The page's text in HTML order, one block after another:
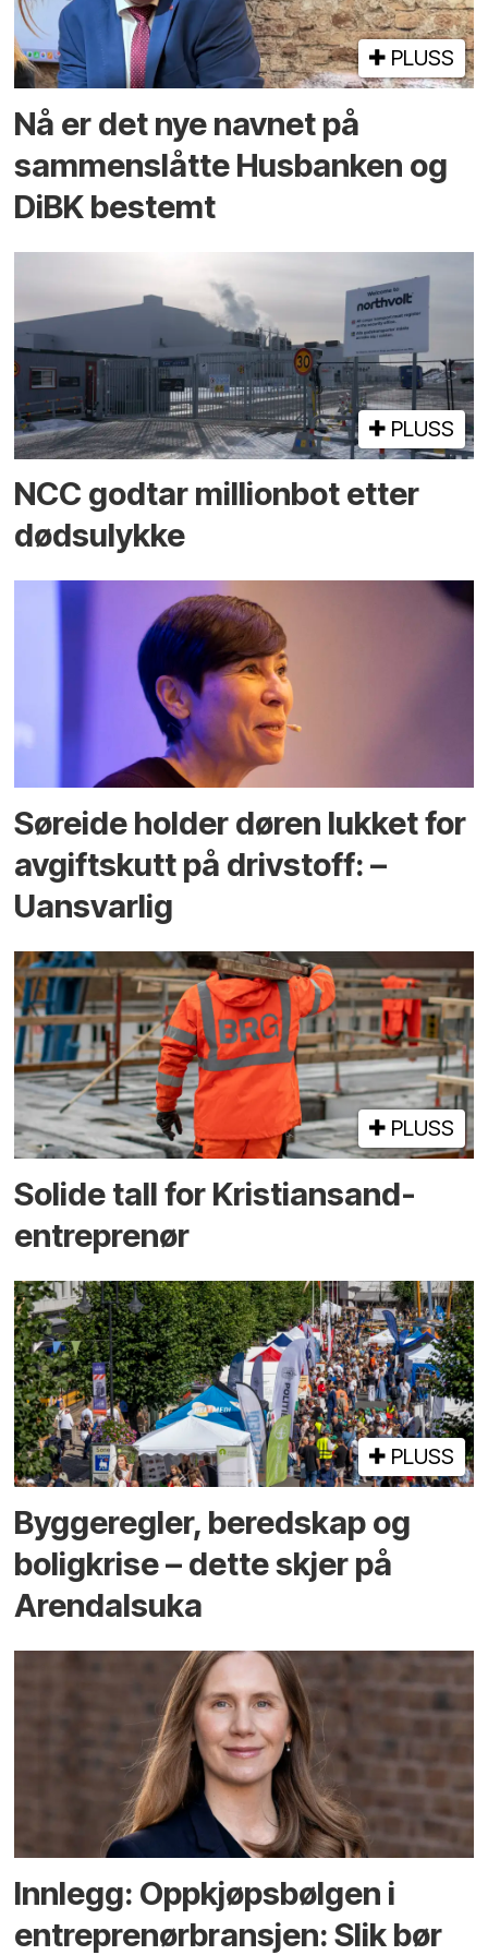
PLUSS
Nå er det nye navnet på
sammenslåtte Husbanken og
DiBK bestemt
PLUSS
NCC godtar millionbot etter
dødsulykke
Søreide holder døren lukket for
avgiftskutt på drivstoff: –
Uansvarlig
PLUSS
Solide tall for Kristiansand-
entreprenør
PLUSS
Bygge­regler, beredskap og
bolig­krise – dette skjer på
Arendals­uka
Innlegg: Oppkjøps­bølgen i
entreprenør­bransjen: Slik bør